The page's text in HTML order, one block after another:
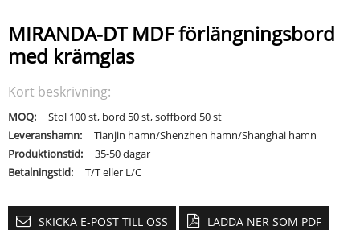
MIRANDA-DT MDF förlängningsbord
med krämglas
Kort beskrivning:
MOQ:
Stol 100 st, bord 50 st, soffbord 50 st
Leveranshamn:
Tianjin hamn/Shenzhen hamn/Shanghai hamn
Produktionstid:
35-50 dagar
Betalningstid:
T/T eller L/C
SKICKA E-POST TILL OSS LADDA NER SOM PDF